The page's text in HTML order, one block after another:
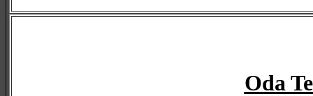
Oda